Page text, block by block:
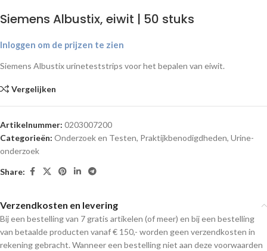
Siemens Albustix, eiwit | 50 stuks
Inloggen om de prijzen te zien
Siemens Albustix urineteststrips voor het bepalen van eiwit.
Vergelijken
Artikelnummer: 0203007200
Categorieën: Onderzoek en Testen, Praktijkbenodigdheden, Urine-
onderzoek
Share:
Verzendkosten en levering
Bij een bestelling van 7 gratis artikelen (of meer) en bij een bestelling
van betaalde producten vanaf € 150,- worden geen verzendkosten in
rekening gebracht. Wanneer een bestelling niet aan deze voorwaarden